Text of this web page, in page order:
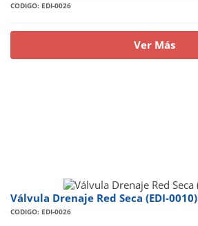
CODIGO: EDI-0026
Ver Más
Válvula Drenaje Red Seca (EDI-0010)
CODIGO: EDI-0026